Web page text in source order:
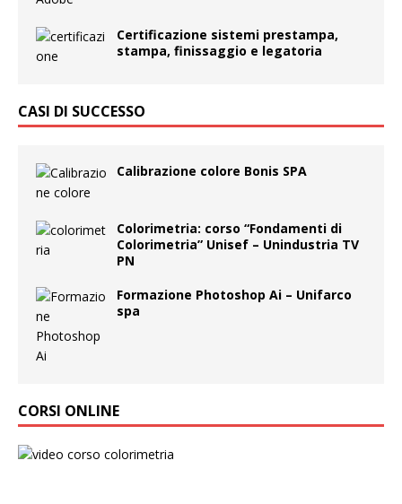
Certificazione sistemi prestampa,
stampa, finissaggio e legatoria
CASI DI SUCCESSO
Calibrazione colore Bonis SPA
Colorimetria: corso “Fondamenti di
Colorimetria” Unisef – Unindustria TV
PN
Formazione Photoshop Ai – Unifarco
spa
CORSI ONLINE